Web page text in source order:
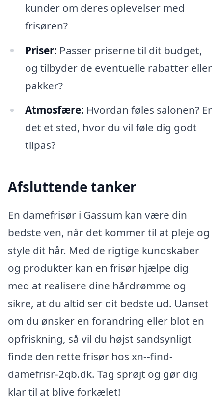
kunder om deres oplevelser med
frisøren?
Priser: Passer priserne til dit budget,
og tilbyder de eventuelle rabatter eller
pakker?
Atmosfære: Hvordan føles salonen? Er
det et sted, hvor du vil føle dig godt
tilpas?
Afsluttende tanker
En damefrisør i Gassum kan være din
bedste ven, når det kommer til at pleje og
style dit hår. Med de rigtige kundskaber
og produkter kan en frisør hjælpe dig
med at realisere dine hårdrømme og
sikre, at du altid ser dit bedste ud. Uanset
om du ønsker en forandring eller blot en
opfriskning, så vil du højst sandsynligt
finde den rette frisør hos xn--find-
damefrisr-2qb.dk. Tag sprøjt og gør dig
klar til at blive forkælet!